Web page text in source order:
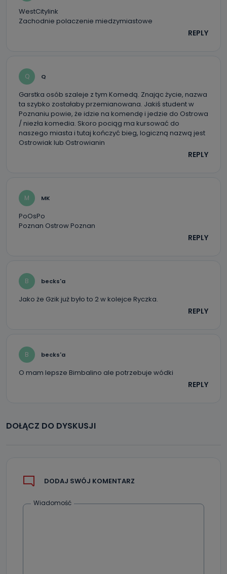
WestCitylink
Zachodnie polaczenie miedzymiastowe
REPLY
Q Q
Garstka osób szaleje z tym Komedą. Znając życie, nazwa
ta szybko zostałaby przemianowana. Jakiś student w
Poznaniu powie, że idzie na komendę i jedzie do Ostrowa
/ niezła komedia. Skoro pociąg ma kursować do
naszego miasta i tutaj kończyć bieg, logiczną nazwą jest
Ostrowiak lub Ostrowianin
REPLY
M MK
PoOsPo
Poznan Ostrow Poznan
REPLY
B becks'a
Jako że Gzik już było to 2 w kolejce Ryczka.
REPLY
B becks'a
O mam lepsze Bimbalino ale potrzebuje wódki
REPLY
DOŁĄCZ DO DYSKUSJI
DODAJ SWÓJ KOMENTARZ
Wiadomość